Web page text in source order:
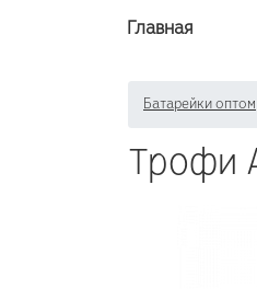
Главная
Батарейки оптом
Трофи